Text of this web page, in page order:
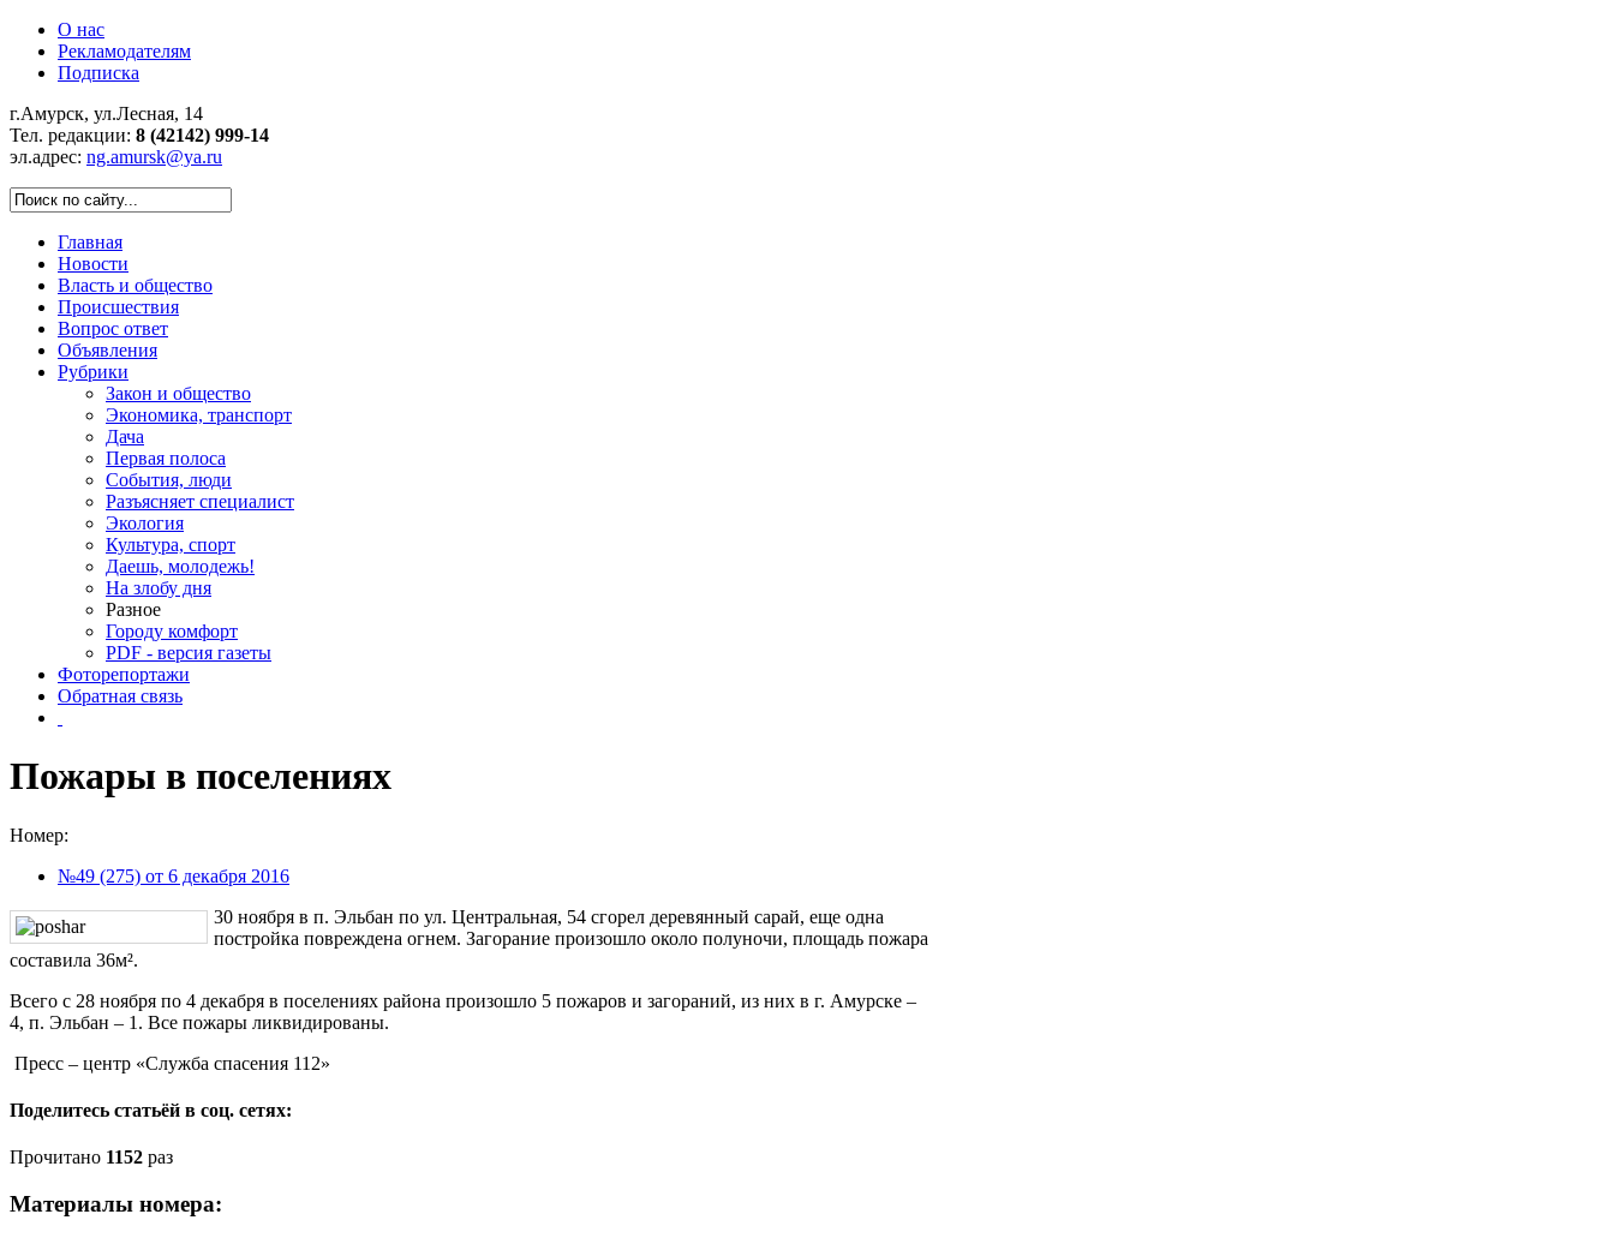
О нас
Рекламодателям
Подписка
г.Амурск, ул.Лесная, 14
Тел. редакции: 8 (42142) 999-14
эл.адрес: ng.amursk@ya.ru
Главная
Новости
Власть и общество
Происшествия
Вопрос ответ
Объявления
Рубрики
Закон и общество
Экономика, транспорт
Дача
Первая полоса
События, люди
Разъясняет специалист
Экология
Культура, спорт
Даешь, молодежь!
На злобу дня
Разное
Городу комфорт
PDF - версия газеты
Фоторепортажи
Обратная связь
Пожары в поселениях
Номер:
№49 (275) от 6 декабря 2016
30 ноября в п. Эльбан по ул. Центральная, 54 сгорел деревянный сарай, еще одна
постройка повреждена огнем. Загорание произошло около полуночи, площадь пожара
составила 36м².
Всего с 28 ноября по 4 декабря в поселениях района произошло 5 пожаров и загораний, из них в г. Амурске –
4, п. Эльбан – 1. Все пожары ликвидированы.
Пресс – центр «Служба спасения 112»
Поделитесь статьёй в соц. сетях:
Прочитано 1152 раз
Материалы номера: